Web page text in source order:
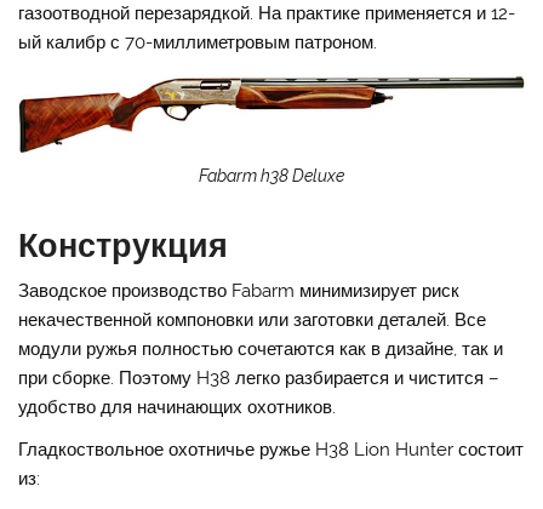
газоотводной перезарядкой. На практике применяется и 12-
ый калибр с 70-миллиметровым патроном.
Fabarm h38 Deluxe
Конструкция
Заводское производство Fabarm минимизирует риск
некачественной компоновки или заготовки деталей. Все
модули ружья полностью сочетаются как в дизайне, так и
при сборке. Поэтому H38 легко разбирается и чистится –
удобство для начинающих охотников.
Гладкоствольное охотничье ружье H38 Lion Hunter состоит
из: